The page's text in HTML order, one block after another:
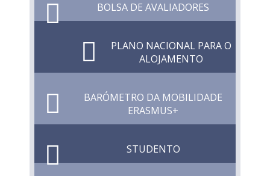
BOLSA DE AVALIADORES
PLANO NACIONAL PARA O
ALOJAMENTO
BARÓMETRO DA MOBILIDADE
ERASMUS+
STUDENTO